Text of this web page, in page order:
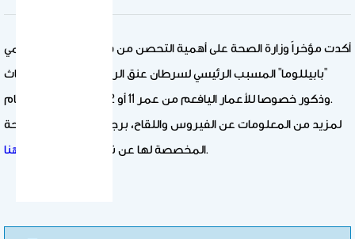
أكدت مؤخراً وزارة الصحة على أهمية التحصن من فيروس الورم الحليمي
"بابيللوما" المسبب الرئيسي لسرطان عنق الرحم لكلا الجنسين إناث
وذكور خصوصا للأعمار اليافعم من عمر 11 أو 12 سنة إلى عمر 26 عام.
لمزيد من المعلومات عن الفيروس واللقاح، برجاء الوصول إلى الصفحة
المخصصة لها عن نطريق وزارة الصحة
هنا .